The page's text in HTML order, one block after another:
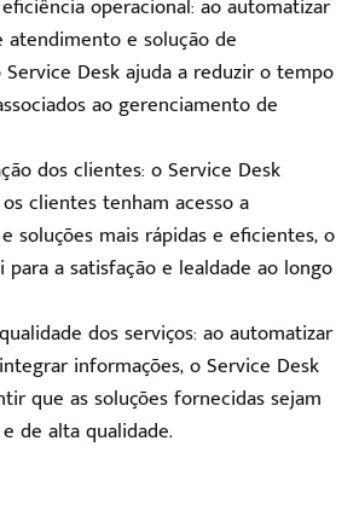
operacional: ao automatizar
atendimento e solução de
Service Desk ajuda a reduzir o tempo
ao gerenciamento de
dos clientes: o Service Desk
clientes tenham acesso a
soluções mais rápidas e eficientes, o
a satisfação e lealdade ao longo
dos serviços: ao automatizar
informações, o Service Desk
que as soluções fornecidas sejam
de alta qualidade.